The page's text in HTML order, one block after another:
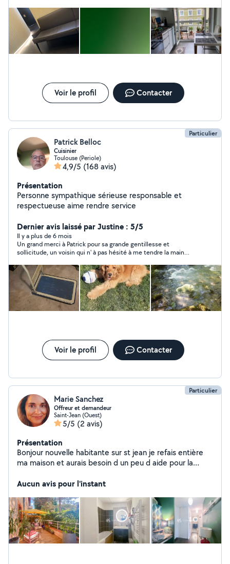
Voir le profil Contacter
Particulier
Patrick Belloc
Cuisinier
Toulouse (Periole)
4,9/5 (168 avis)
Présentation
Personne sympathique sérieuse responsable et
respectueuse aime rendre service
Dernier avis laissé par Justine : 5/5
Il y a plus de 6 mois
Un grand merci à Patrick pour sa grande gentillesse et
sollicitude, un voisin qui n' à pas hésité à me tendre la main
Voir le profil Contacter
Particulier
Marie Sanchez
Offreur et demandeur
Saint-Jean (Ouest)
5/5 (2 avis)
Présentation
Bonjour nouvelle habitante sur st jean je refais entière
ma maison et aurais besoin d un peu d aide pour la
home staging, décoration, rangement, ménage . Merci à
Aucun avis pour l'instant